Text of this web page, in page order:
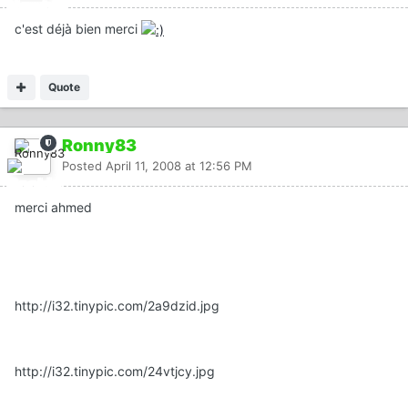
c'est déjà bien merci
Quote
Ronny83
Posted April 11, 2008 at 12:56 PM
merci ahmed
http://i32.tinypic.com/2a9dzid.jpg
http://i32.tinypic.com/24vtjcy.jpg